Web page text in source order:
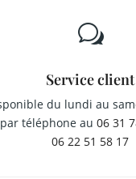
w
Service client
du lundi au
téléphone au 06 31
06 22 51 58 17